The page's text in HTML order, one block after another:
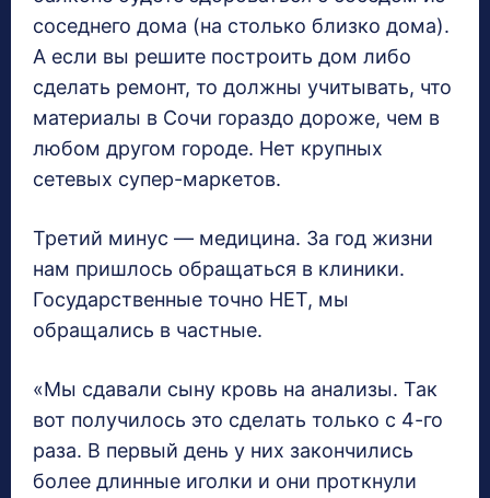
соседнего дома (на столько близко дома).
А если вы решите построить дом либо
сделать ремонт, то должны учитывать, что
материалы в Сочи гораздо дороже, чем в
любом другом городе. Нет крупных
сетевых супер-маркетов.
Третий минус — медицина. За год жизни
нам пришлось обращаться в клиники.
Государственные точно НЕТ, мы
обращались в частные.
«Мы сдавали сыну кровь на анализы. Так
вот получилось это сделать только с 4-го
раза. В первый день у них закончились
более длинные иголки и они проткнули